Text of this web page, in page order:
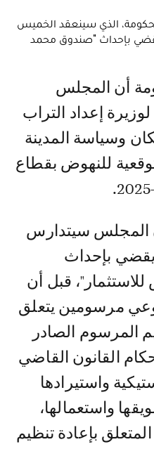
الذي سينعقد الخميس
قانون يقضي بإحداث "صندوق محمد
إعداد التراب
وسياسة المدينة
للنهوض بقطاع
المجلس سيتدارس
بإحداث
قبل أن
مرسومين يتعلق
المرسوم الصادر
القانون القاضي
واستيرادها
واستعمالها،
بإعادة تنظيم